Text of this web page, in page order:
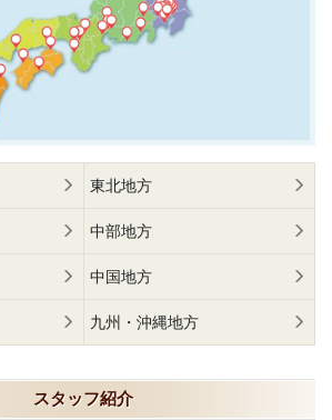
東北地方
中部地方
中国地方
九州・沖縄地方
スタッフ紹介